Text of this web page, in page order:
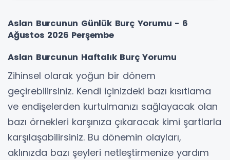
Aslan Burcunun Günlük Burç Yorumu - 6
Ağustos 2026 Perşembe
Aslan Burcunun Haftalık Burç Yorumu
Zihinsel olarak yoğun bir dönem
geçirebilirsiniz. Kendi içinizdeki bazı kısıtlama
ve endişelerden kurtulmanızı sağlayacak olan
bazı örnekleri karşınıza çıkaracak kimi şartlarla
karşılaşabilirsiniz. Bu dönemin olayları,
aklınızda bazı şeyleri netleştirmenize yardım